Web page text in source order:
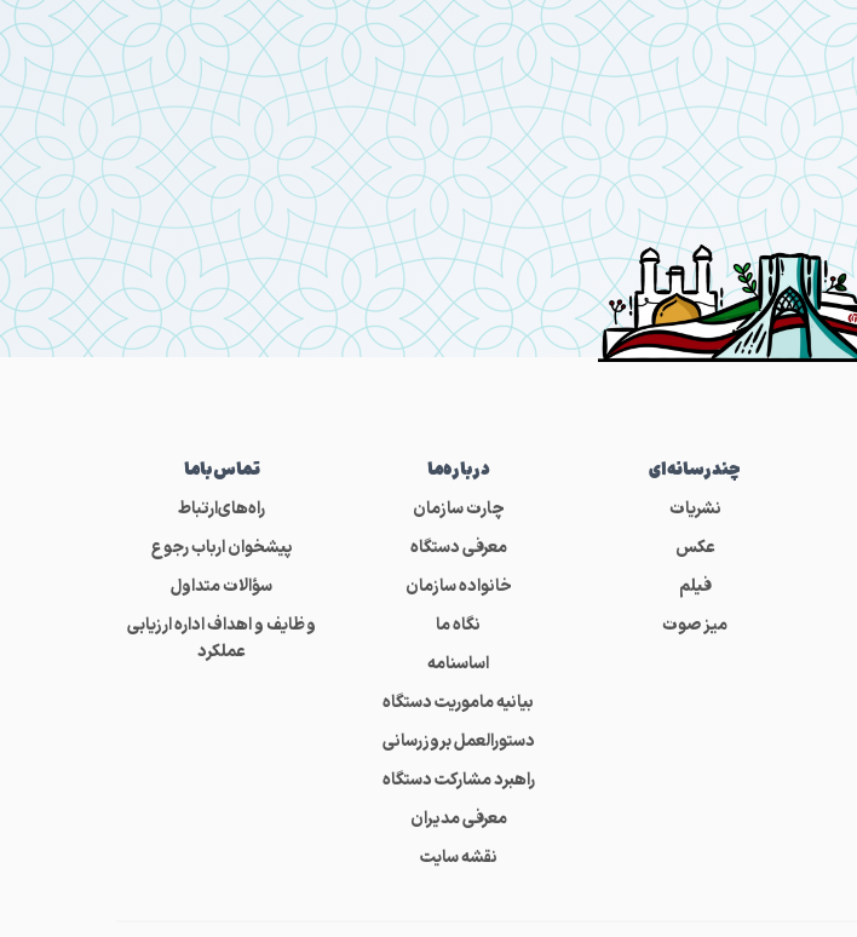
چندرسانه‌ای
نشریات
عکس
فیلم
میز صوت
درباره‌ما
چارت سازمان
معرفی دستگاه
خانواده سازمان
نگاه ما
اساسنامه
بیانیه ماموریت دستگاه
دستورالعمل بروزرسانی
راهبرد مشارکت دستگاه
معرفی مدیران
نقشه سایت
تماس‌باما
راه‌های‌ارتباط
پیشخوان ارباب رجوع
سؤالات متداول
وظایف و اهداف اداره ارزیابی
عملکرد